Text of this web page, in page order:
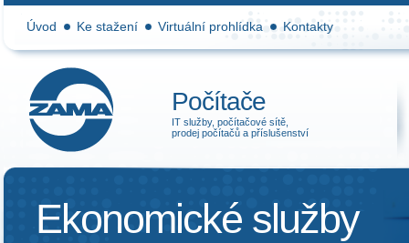
Počítače
IT služby, počítačové sítě,
prodej počítačů a příslušenství
Ekonomické služby
Úvod Ke stažení Virtuální prohlídka Kontakty